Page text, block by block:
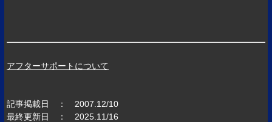
アフターサポートについて
記事掲載日 ： 2007.12/10
最終更新日 ： 2025.11/16